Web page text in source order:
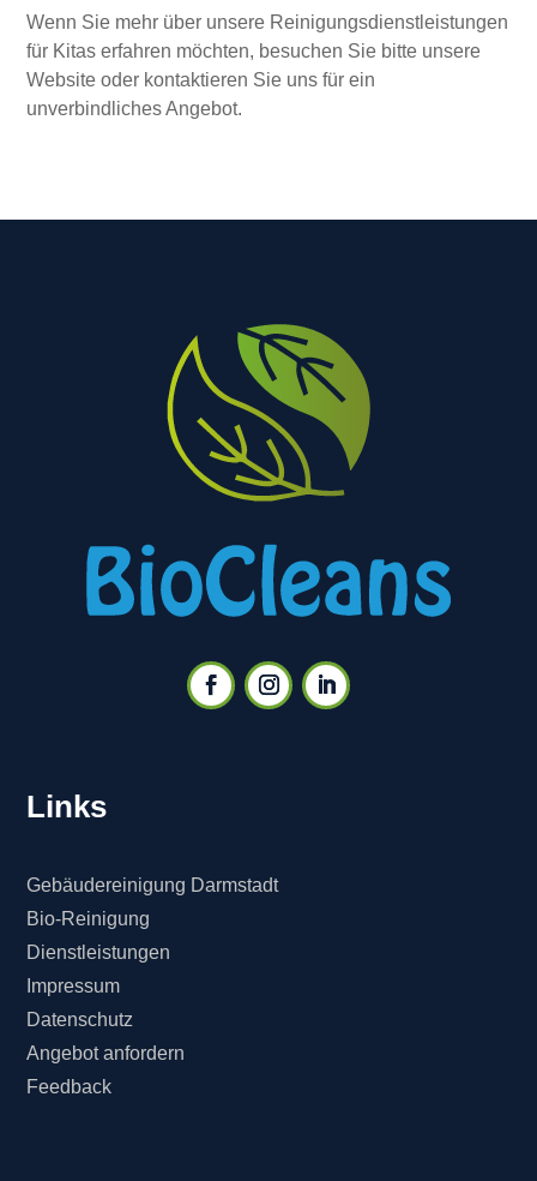
Wenn Sie mehr über unsere Reinigungsdienstleistungen
für Kitas erfahren möchten, besuchen Sie bitte unsere
Website oder kontaktieren Sie uns für ein
unverbindliches Angebot.
Links
Gebäudereinigung Darmstadt
Bio-Reinigung
Dienstleistungen
Impressum
Datenschutz
Angebot anfordern
Feedback